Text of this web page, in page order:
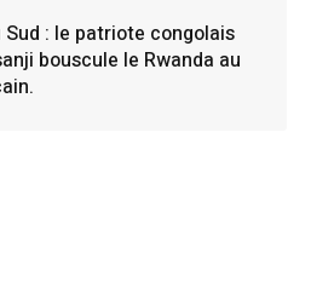
: le patriote congolais
bouscule le Rwanda au